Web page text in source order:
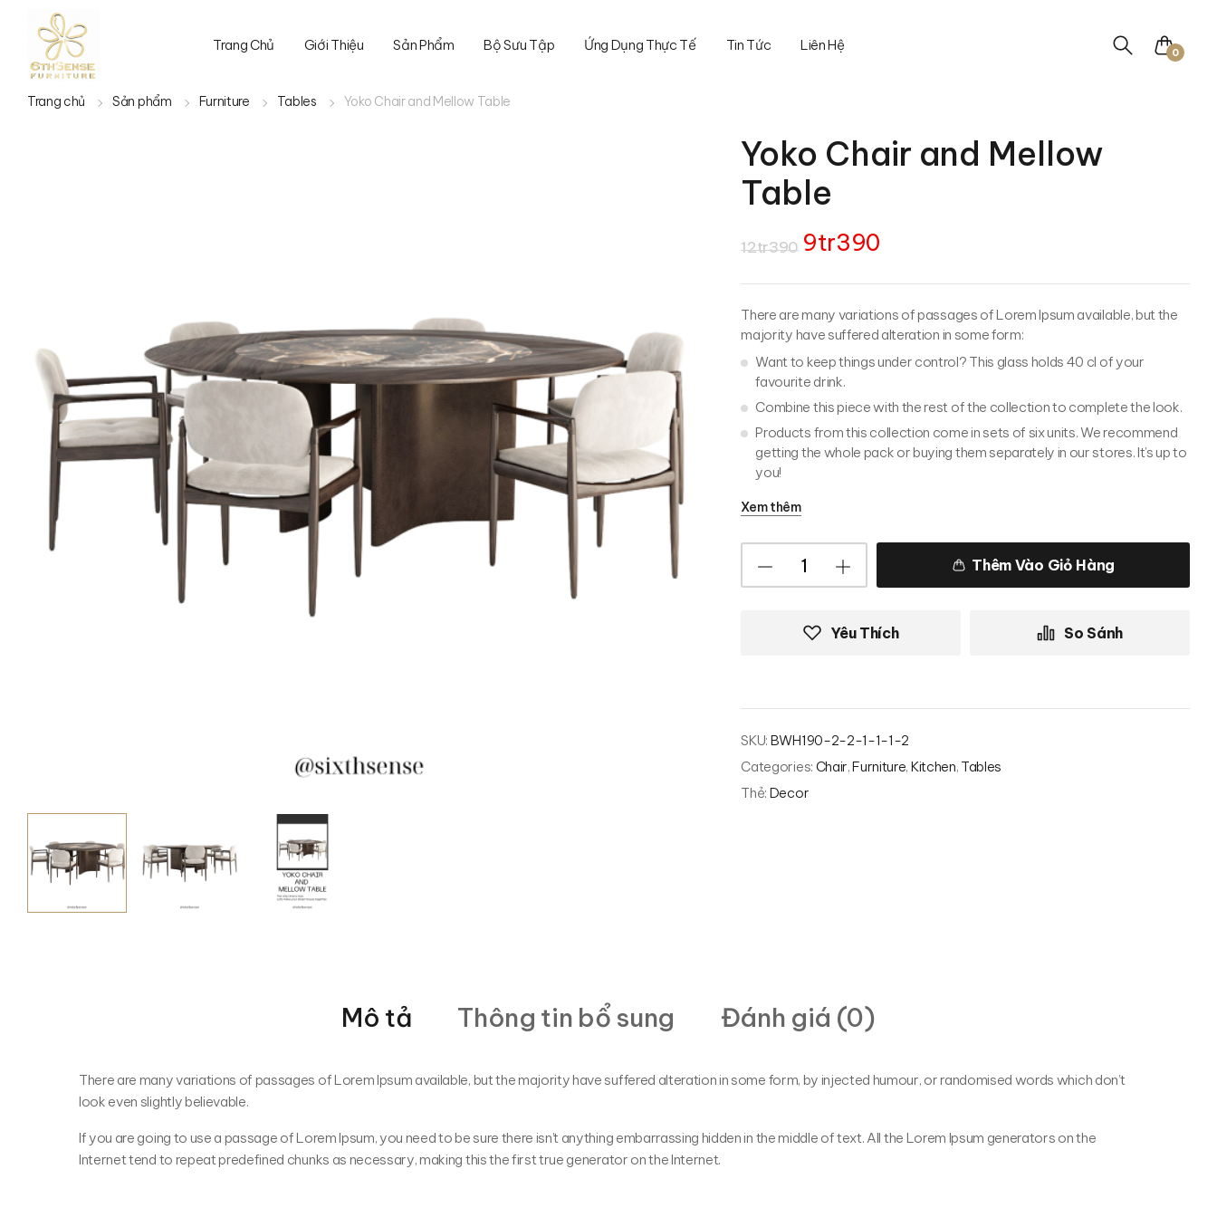
Trang Chủ Giới Thiệu Sản Phẩm Bộ Sưu Tập Ứng Dụng Thực Tế Tin Tức Liên Hệ 0
Trang chủ Sản phẩm Furniture Tables Yoko Chair and Mellow Table
Yoko Chair and Mellow
Table
12tr390 9tr390
There are many variations of passages of Lorem Ipsum available, but the
majority have suffered alteration in some form:
Want to keep things under control? This glass holds 40 cl of your
favourite drink.
Combine this piece with the rest of the collection to complete the look.
Products from this collection come in sets of six units. We recommend
getting the whole pack or buying them separately in our stores. It’s up to
you!
Xem thêm
Thêm Vào Giỏ Hàng
So Sánh
Yêu Thích
SKU: BWH190-2-2-1-1-1-2
Categories: Chair,Furniture, Kitchen, Tables
Thẻ: Decor
Mô tả Thông tin bổ sung Đánh giá (0)
There are many variations of passages of Lorem Ipsum available, but the majority have suffered alteration in some form, by injected humour, or randomised words which don’t
look even slightly believable.
If you are going to use a passage of Lorem Ipsum, you need to be sure there isn’t anything embarrassing hidden in the middle of text. All the Lorem Ipsum generators on the
Internet tend to repeat predefined chunks as necessary, making this the first true generator on the Internet.